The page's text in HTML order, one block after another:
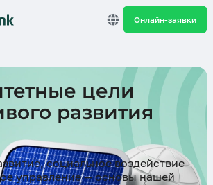
Онлайн-заявки
цели
развития
социальное воздействие
управление — основы нашей